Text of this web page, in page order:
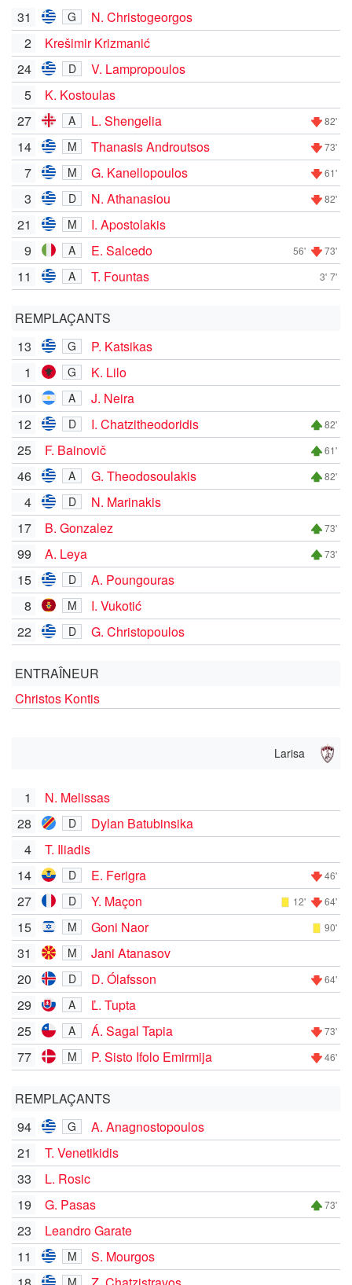
31 G
N. Christogeorgos
2
Krešimir Krizmanić
24
D
V. Lampropoulos
5
K. Kostoulas
27
A L. Shengelia 82'
14 M Thanasis Androutsos 73'
7 M G. Kanellopoulos 61'
3 D N. Athanasiou 82'
21 M
I. Apostolakis
9
A E. Salcedo 56' 73'
11 A T. Fountas 3' 7'
REMPLAÇANTS
13
G
P. Katsikas
1
G
K. Lilo
10
A
J. Neira
12
D I. Chatzitheodoridis 82'
25 F. Bainovič 61'
46 A G. Theodosoulakis 82'
4 D
N. Marinakis
17
B. Gonzalez 73'
99 A. Leya 73'
15 D
A. Poungouras
8
M
I. Vukotić
22
D G. Christopoulos
ENTRAÎNEUR
Christos Kontis
Larisa
1
N. Melissas
28
D
Dylan Batubinsika
4
T. Iliadis
14
D E. Ferigra 46'
27 D Y. Maçon 12' 64'
15 M Goni Naor 90'
31 M
Jani Atanasov
20
D D. Ólafsson 64'
29 A
Ľ. Tupta
25
A Á. Sagal Tapia 73'
77 M P. Sisto Ifolo Emirmija 46'
REMPLAÇANTS
94
G
A. Anagnostopoulos
21
T. Venetikidis
33
L. Rosic
19
G. Pasas 73'
23
Leandro Garate
11
M
S. Mourgos